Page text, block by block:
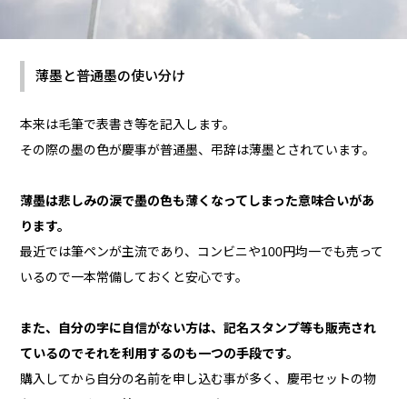
薄墨と普通墨の使い分け
本来は毛筆で表書き等を記入します。
その際の墨の色が慶事が普通墨、弔辞は薄墨とされています。
薄墨は悲しみの涙で墨の色も薄くなってしまった意味合いがあ
ります。
最近では筆ペンが主流であり、コンビニや100円均一でも売って
いるので一本常備しておくと安心です。
また、自分の字に自信がない方は、記名スタンプ等も販売され
ているのでそれを利用するのも一つの手段です。
購入してから自分の名前を申し込む事が多く、慶弔セットの物